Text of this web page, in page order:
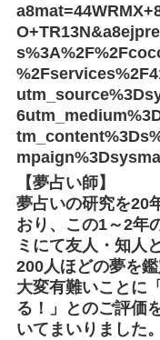
【夢占い師】
夢占いの研究を20
おり、この1～2年
ミにて友人・知人
200人ほどの夢を鑑
大変有難いことに
る！」とのご評価
いてまいりました。